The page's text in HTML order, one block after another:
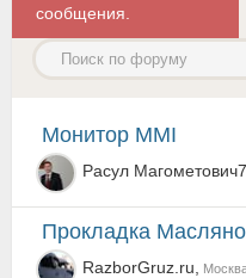
сообщения.
Монитор MMI
Расул
Прокладка
RazborGruz.ru,